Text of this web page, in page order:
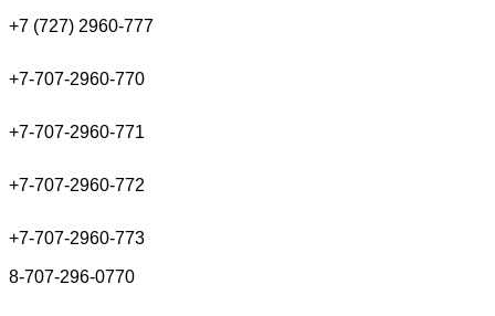
+7 (727) 2960-777
+7-707-2960-770
+7-707-2960-771
+7-707-2960-772
+7-707-2960-773
8-707-296-0770